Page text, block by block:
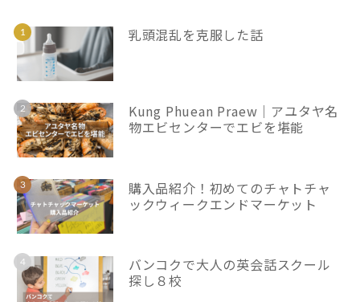
乳頭混乱を克服した話
Kung Phuean Praew｜アユタヤ名
物エビセンターでエビを堪能
購入品紹介！初めてのチャトチャ
ックウィークエンドマーケット
バンコクで大人の英会話スクール
探し８校